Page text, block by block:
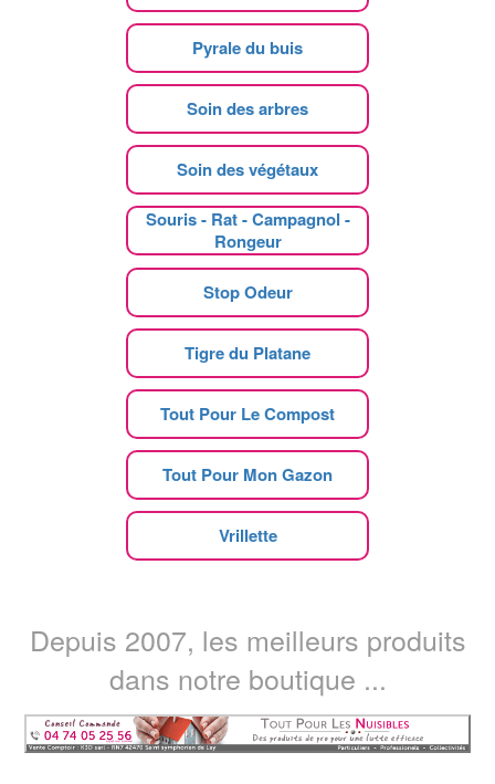
Pyrale du buis
Soin des arbres
Soin des végétaux
Souris - Rat - Campagnol -
Rongeur
Stop Odeur
Tigre du Platane
Tout Pour Le Compost
Tout Pour Mon Gazon
Vrillette
Depuis 2007, les meilleurs produits
dans notre boutique ...